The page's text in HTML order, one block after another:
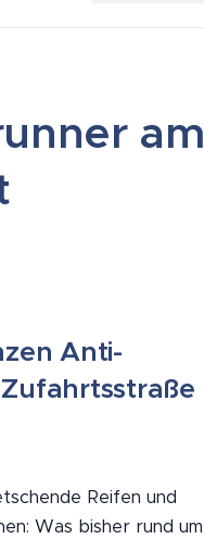
am
Anti-
Reifen und
Was bisher rund um